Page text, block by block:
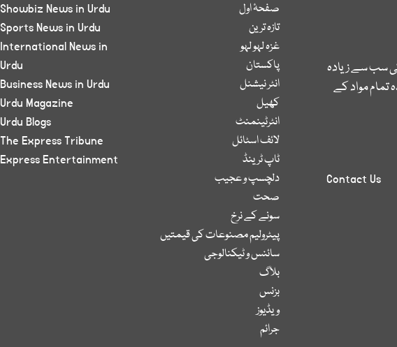
سب سے زیادہ
مواد کے
Contact Us
صفحۂ اول
تازہ ترین
غزہ لہو لہو
پاکستان
انٹر نیشنل
کھیل
انٹرٹینمنٹ
لائف اسٹائل
ٹاپ ٹرینڈ
دلچسپ و عجیب
صحت
سونے کے نرخ
پیٹرولیم مصنوعات کی قیمتیں
سائنس و ٹیکنالوجی
بلاگ
بزنس
ویڈیوز
جرائم
Showbiz News in Urdu
Sports News in Urdu
International News in
Urdu
Business News in Urdu
Urdu Magazine
Urdu Blogs
The Express Tribune
Express Entertainment